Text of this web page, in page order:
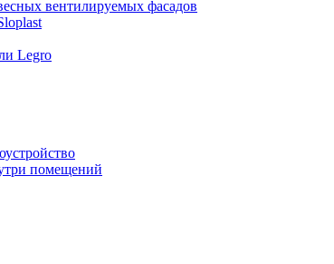
вентилируемых фасадов
Legro
помещений